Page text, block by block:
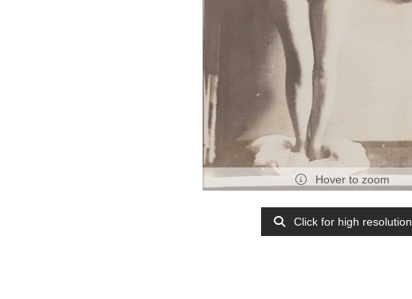
Hover to zoom
Click for high resolution